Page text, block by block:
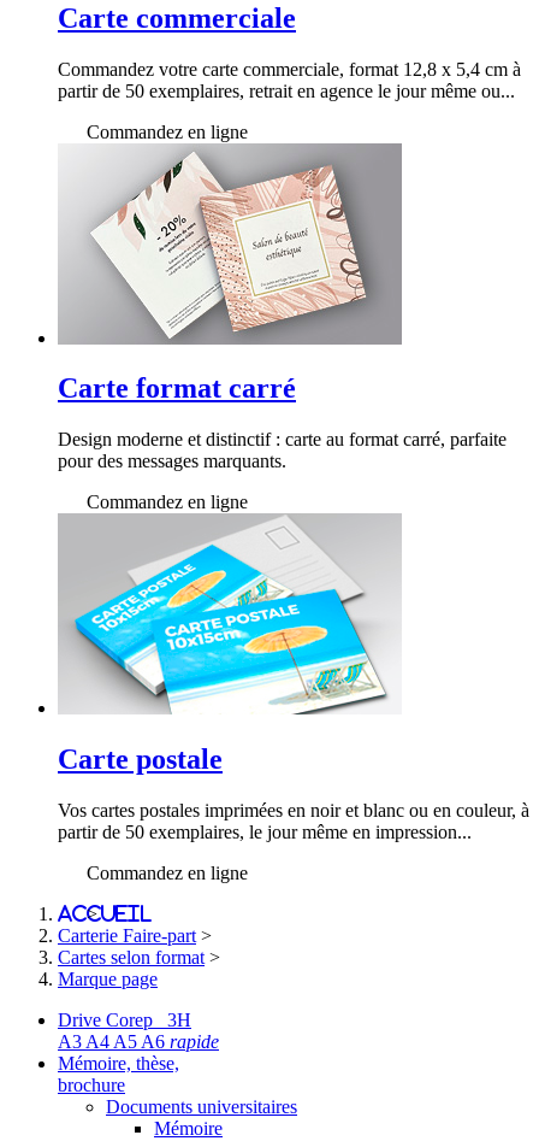
Carte commerciale
Commandez votre carte commerciale, format 12,8 x 5,4 cm à
partir de 50 exemplaires, retrait en agence le jour même ou...
Commandez en ligne
Carte format carré
Design moderne et distinctif : carte au format carré, parfaite
pour des messages marquants.
Commandez en ligne
Carte postale
Vos cartes postales imprimées en noir et blanc ou en couleur, à
partir de 50 exemplaires, le jour même en impression...
Commandez en ligne
Accueil
>
Carterie Faire-part >
Cartes selon format >
Marque page
Drive Corep 3H
A3 A4 A5 A6 rapide
Mémoire, thèse,
brochure
Documents universitaires
Mémoire